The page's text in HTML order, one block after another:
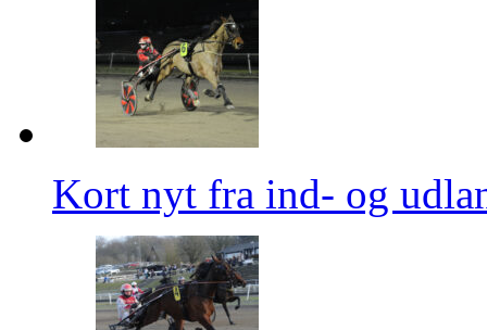
Kort nyt fra ind- og